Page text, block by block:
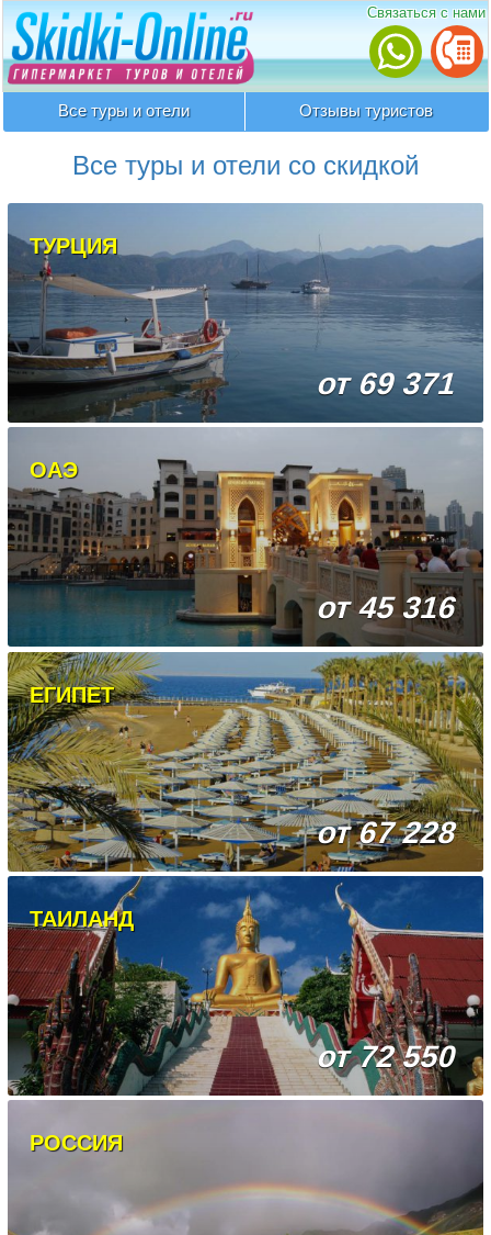
Связаться с нами
Все туры и отели Отзывы туристов
Все туры и отели со скидкой
ТУРЦИЯ
от 69 371
ОАЭ
от 45 316
ЕГИПЕТ
от 67 228
ТАИЛАНД
от 72 550
РОССИЯ